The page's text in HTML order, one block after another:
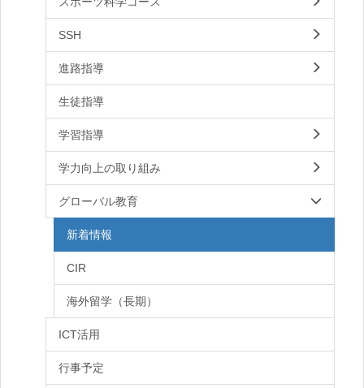
SSH
進路指導
生徒指導
学習指導
学力向上の取り組み
グローバル教育
新着情報
CIR
海外留学（長期）
ICT活用
行事予定